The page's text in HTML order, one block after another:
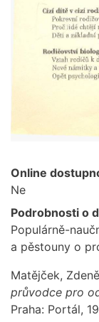
Online
Ne
Podrobnosti o
Populárně-
a pěstouny o
Matějček,
průvodce pro
Praha: Portál,